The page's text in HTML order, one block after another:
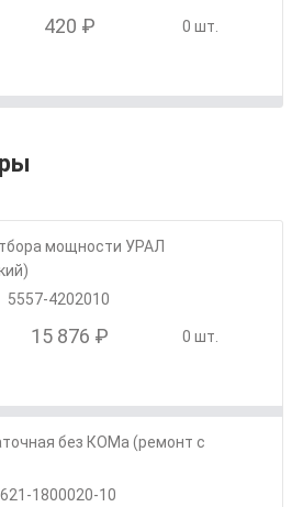
420 ₽ 0 шт.
мощности УРАЛ
5557-4202010
15 876 ₽ 0 шт.
без КОМа (ремонт с
621-1800020-10